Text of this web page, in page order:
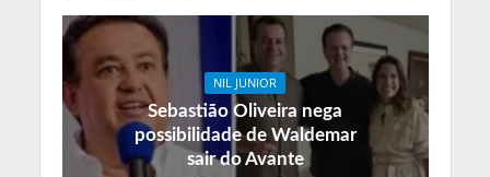
NIL JUNIOR
Sebastião Oliveira nega
possibilidade de Waldemar
sair do Avante